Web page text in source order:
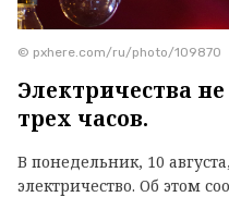
© pxhere.com/ru/photo/109870
Электричества
трех часов.
В понедельник, 10
электричество. Об этом